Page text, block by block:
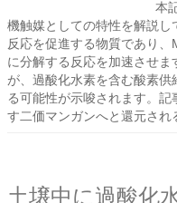
本
機触媒としての特性を解説
反応を促進する物質であり、
に分解する反応を加速させ
が、過酸化水素を含む酸素
る可能性が示唆されます。
す二価マンガンへと還元され